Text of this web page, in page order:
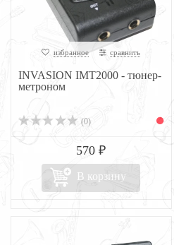
избранное сравнить
INVASION IMT2000 - тюнер-
метроном
(0)
570 ₽
В корзину